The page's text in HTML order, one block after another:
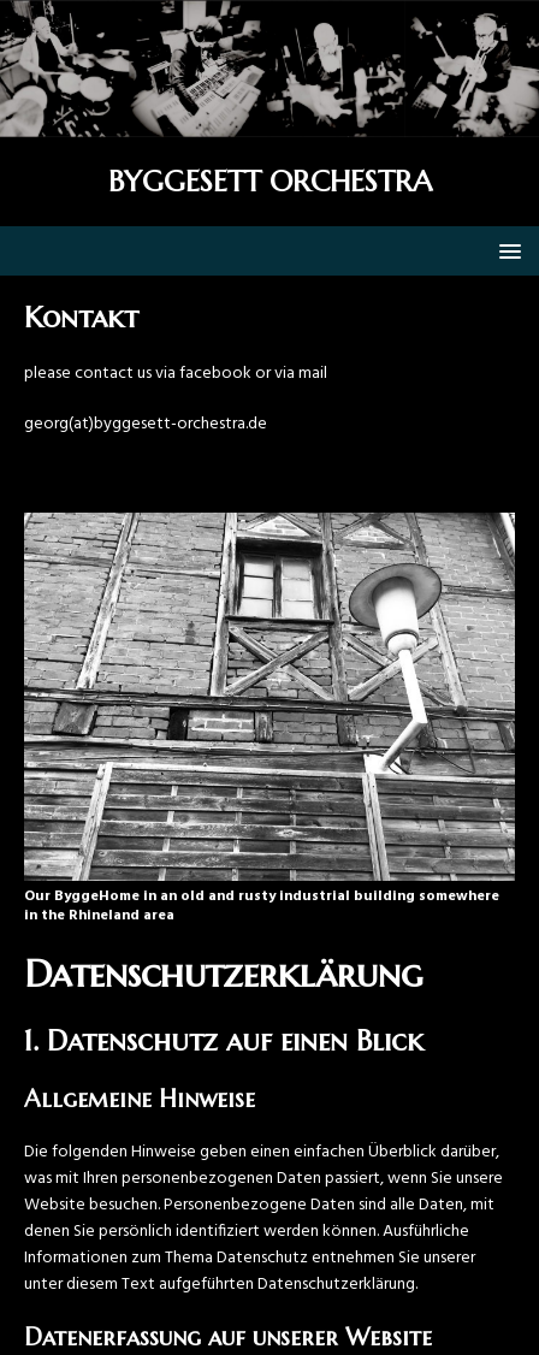
BYGGESETT ORCHESTRA
Kontakt
please contact us via facebook or via mail
georg(at)byggesett-orchestra.de
Our ByggeHome in an old and rusty industrial building somewhere
in the Rhineland area
Datenschutzerklärung
1. Datenschutz auf einen Blick
Allgemeine Hinweise
Die folgenden Hinweise geben einen einfachen Überblick darüber,
was mit Ihren personenbezogenen Daten passiert, wenn Sie unsere
Website besuchen. Personenbezogene Daten sind alle Daten, mit
denen Sie persönlich identifiziert werden können. Ausführliche
Informationen zum Thema Datenschutz entnehmen Sie unserer
unter diesem Text aufgeführten Datenschutzerklärung.
Datenerfassung auf unserer Website